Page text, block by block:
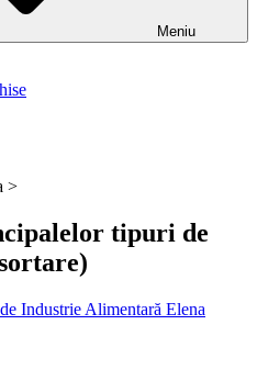
Meniu
>
tipuri de
Industrie Alimentară Elena